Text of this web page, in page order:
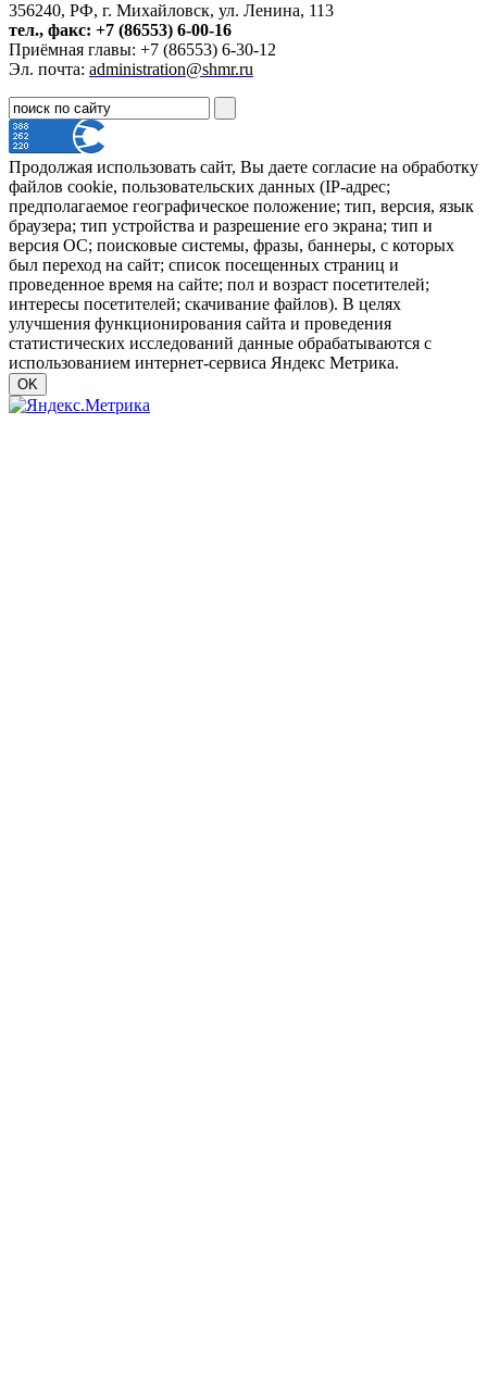
356240, РФ, г. Михайловск, ул. Ленина, 113
тел., факс: +7 (86553) 6-00-16
Приёмная главы: +7 (86553) 6-30-12
Эл. почта: administration@shmr.ru
Продолжая использовать сайт, Вы даете согласие на обработку
файлов cookie, пользовательских данных (IP-адрес;
предполагаемое географическое положение; тип, версия, язык
браузера; тип устройства и разрешение его экрана; тип и
версия ОС; поисковые системы, фразы, баннеры, с которых
был переход на сайт; список посещенных страниц и
проведенное время на сайте; пол и возраст посетителей;
интересы посетителей; скачивание файлов). В целях
улучшения функционирования сайта и проведения
статистических исследований данные обрабатываются с
использованием интернет-сервиса Яндекс Метрика.
OK